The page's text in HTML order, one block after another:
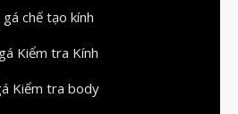
Ứng Dụng
chế tạo kính
Kiểm tra Kính
Kiểm tra body